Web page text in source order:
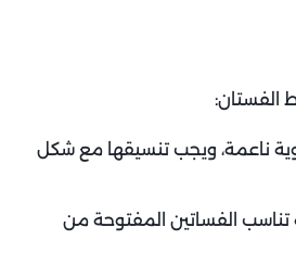
الفستان:
ناعمة، ويجب تنسيقها مع شكل
تناسب الفساتين المفتوحة من